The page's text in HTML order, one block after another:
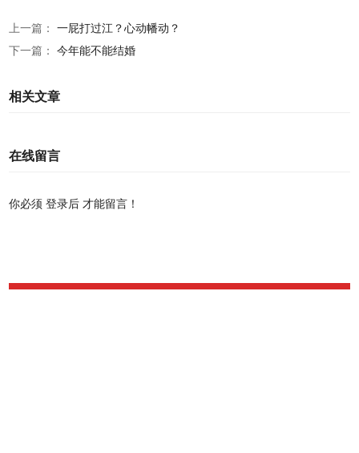
上一篇：一屁打过江？心动幡动？
下一篇：今年能不能结婚
相关文章
在线留言
你必须登录后 才能留言！